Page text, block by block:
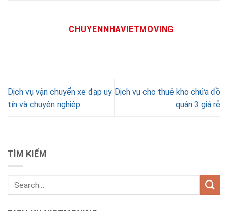
CHUYENNHAVIETMOVING
Dịch vụ vận chuyển xe đạp uy
tín và chuyên nghiệp
Dịch vụ cho thuê kho chứa đồ
quận 3 giá rẻ
TÌM KIẾM